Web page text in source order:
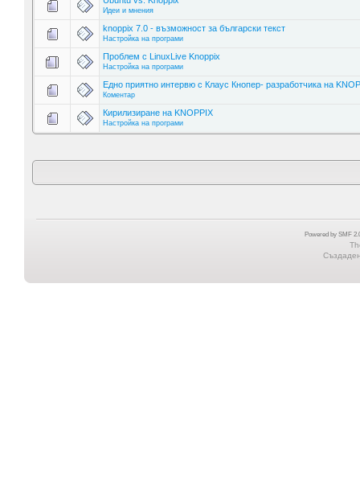
Идеи и мнения
knoppix 7.0 - възможност за български текст
Настройка на програми
Проблем с LinuxLive Knoppix
Настройка на програми
Едно приятно интервю с Клаус Кнопер- разработчика на
Коментар
Кирилизиране на KNOPPIX
Настройка на програми
Powered by SMF